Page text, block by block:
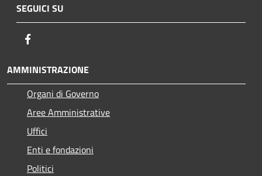
SEGUICI SU
AMMINISTRAZIONE
Organi di Governo
Aree Amministrative
Uffici
Enti e fondazioni
Politici